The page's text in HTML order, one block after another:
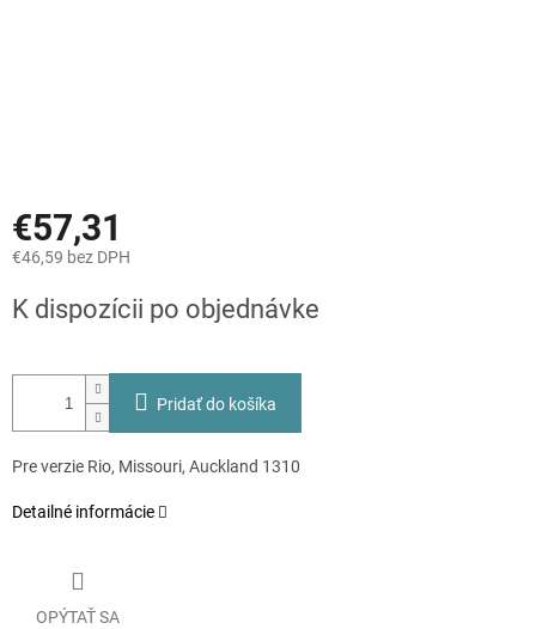
€57,31
€46,59 bez DPH
cena:
K dispozícii po objednávke
Pridať do košíka
Pre verzie Rio, Missouri, Auckland 1310
Detailné informácie
OPÝTAŤ SA